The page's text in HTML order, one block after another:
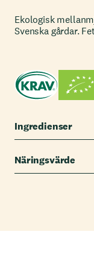
Ekologisk
Svenska gårdar.
Ingredienser
Näringsvärde